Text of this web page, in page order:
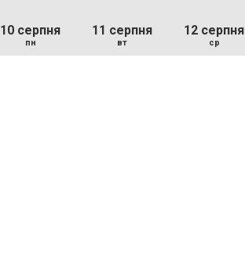
10 серпня
пн
11 серпня
вт
12 серпня
ср